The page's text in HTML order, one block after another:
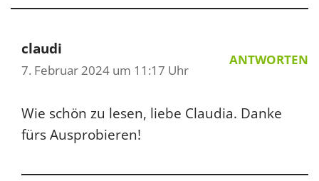
claudi
7. Februar 2024 um 11:17 Uhr
ANTWORTEN
Wie schön zu lesen, liebe Claudia. Danke
fürs Ausprobieren!